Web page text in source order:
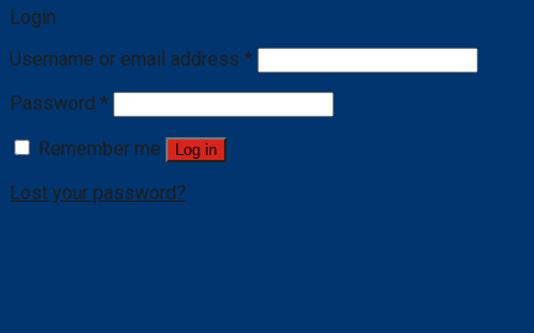
Login
Username or email address *
Password *
Remember me
Log in
Lost your password?